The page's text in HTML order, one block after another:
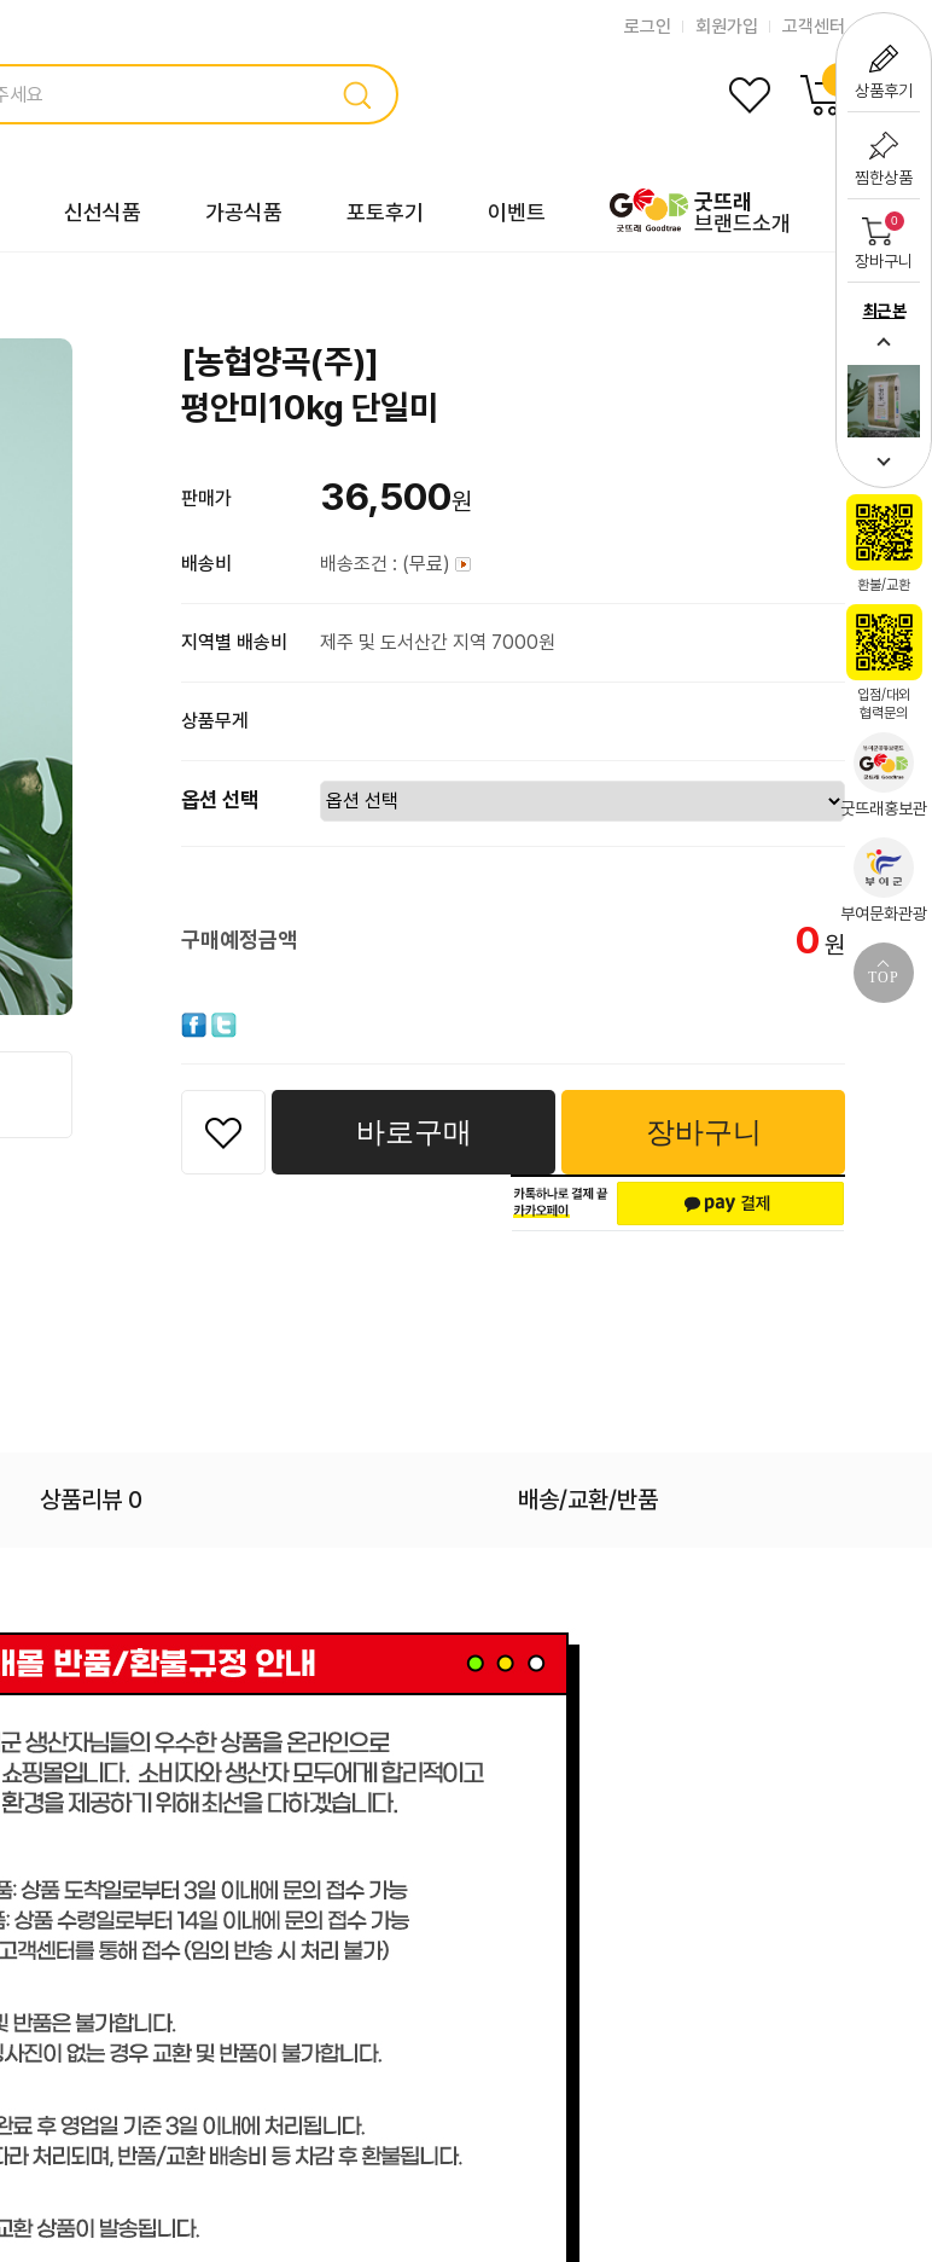
상품후기
찜한상품
0
장바구니
최근 본
환불/교환
입점/대외
협력문의
굿뜨래홍보관
부여문화관광
TOP
로그인 회원가입 고객센터
신선식품 가공식품 포토후기 이벤트
굿뜨래
브랜드소개
[농협양곡(주)]
평안미10kg 단일미
판매가 36,500원
배송비 배송조건 : (무료)
지역별 배송비 제주 및 도서산간 지역 7000원
상품무게
옵션 선택
구매예정금액 0 원
바로구매 장바구니
상품리뷰 0 배송/교환/반품